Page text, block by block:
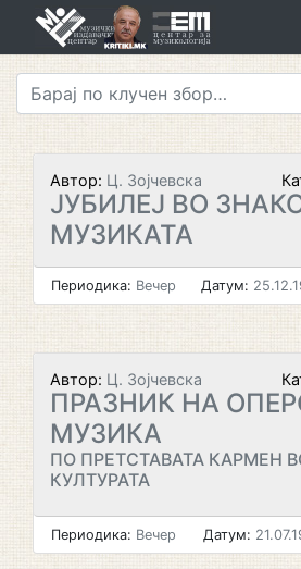
Автор: Ц. Зојчевска
ЈУБИЛЕЈ ВО
МУЗИКАТА
Периодика: Вечер Датум:
Автор: Ц. Зојчевска
ПРАЗНИК НА
МУЗИКА
ПО ПРЕТСТАВАТА КАРМЕН
КУЛТУРАТА
Периодика: Вечер Датум: